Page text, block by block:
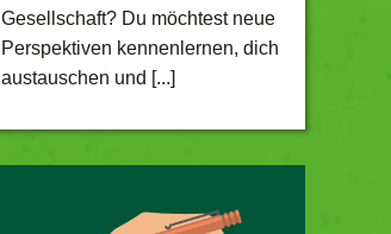
Gesellschaft? Du möchtest neue
Perspektiven kennenlernen, dich
austauschen und [...]